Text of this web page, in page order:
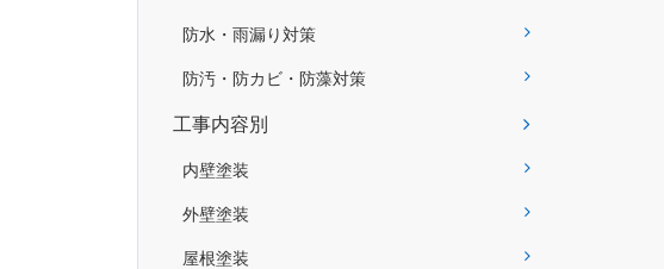
防水・雨漏り対策
防汚・防カビ・防藻対策
工事内容別
内壁塗装
外壁塗装
屋根塗装